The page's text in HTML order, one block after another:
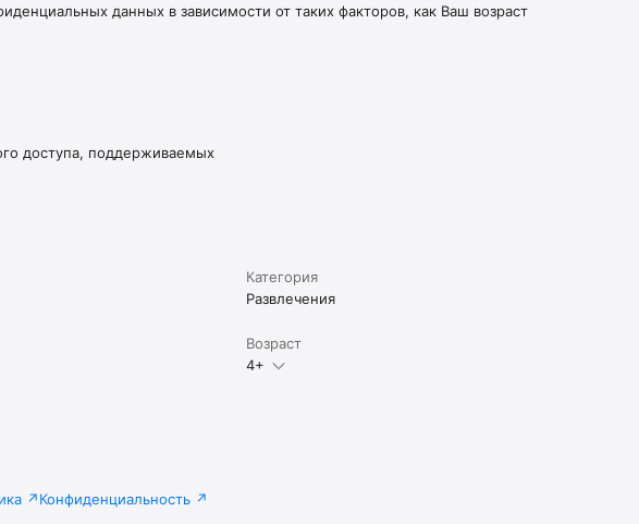
данных в зависимости от таких факторов, как Ваш возраст
доступа, поддерживаемых
Категория
Развлечения
Возраст
4+
Конфиденциальность